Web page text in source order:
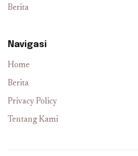
Berita
Navigasi
Home
Berita
Privacy Policy
Tentang Kami